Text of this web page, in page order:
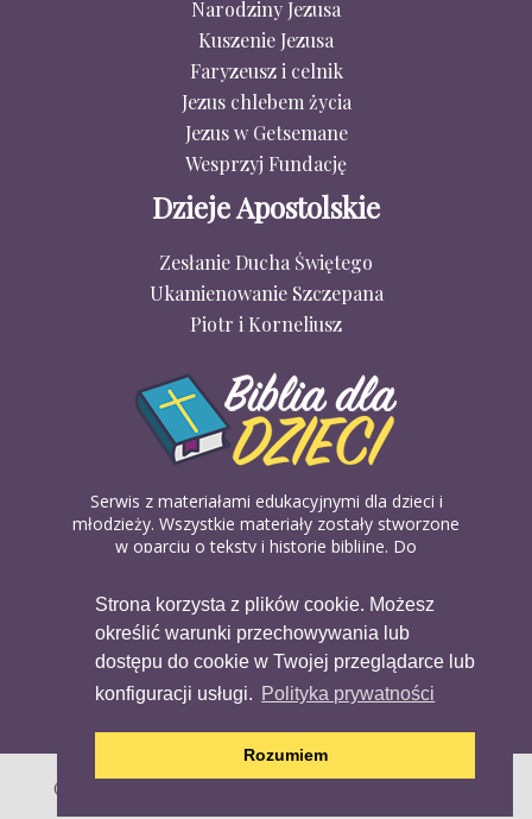
Strona korzysta z plików cookie. Możesz
określić warunki przechowywania lub
dostępu do cookie w Twojej przeglądarce lub
konfiguracji usługi. Polityka prywatności
Rozumiem
Narodziny Jezusa
Kuszenie Jezusa
Faryzeusz i celnik
Jezus chlebem życia
Jezus w Getsemane
Wesprzyj Fundację
Dzieje Apostolskie
Zesłanie Ducha Świętego
Ukamienowanie Szczepana
Piotr i Korneliusz
Serwis z materiałami edukacyjnymi dla dzieci i
młodzieży. Wszystkie materiały zostały stworzone
w oparciu o teksty i historie biblijne. Do
biblijnych. Można je pobierać, drukować i
udostępniać bez żadnych opłat. Materiałów
dostępnych na serwisie nie można wykorzystywać
w celach komercyjnych.
Copyright (c) 2020 Copyright Holder All Rights Reserved.